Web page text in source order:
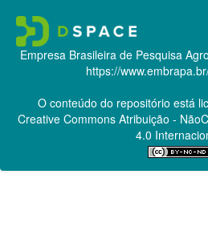
Empresa Brasileira de Pesquisa
https://
O conteúdo do repositório está
Creative CommonsAtribuição -
4.0